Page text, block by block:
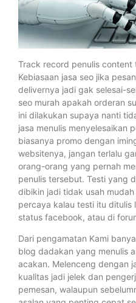
Track record penulis
Kebiasaan jasa seo jika
delivernya jadi gak selesai-
seo murah apakah orderan
ini dilakukan supaya nanti
jasa menulis menyelesaikan
biasanya promo dengan
websitenya, jangan terlalu
orang-orang yang pernah
penulis tersebut. Testi yang
dibikin jadi tidak usah
percaya kalau testi itu ditulis
status facebook, atau di
Dari pengamatan Kami
blog dadakan yang menulis
acakan. Melenceng dengan
kualitas jadi jelek dan
pemesan, walaupun